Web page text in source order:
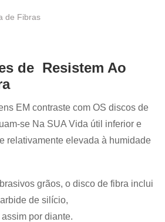
de Fibras
de Resistem Ao
EM contraste com OS discos de
se Na SUA Vida útil inferior e
relativamente elevada à humidade
grãos, o disco de fibra inclui
de silício,
por diante.